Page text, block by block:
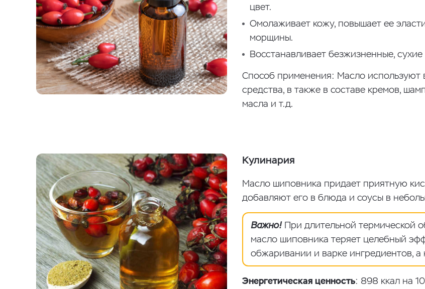
цвет.
Омолаживает кожу, повышает ее
морщины.
Восстанавливает безжизненные,
Способ применения: Масло используют
средства, в также в составе кремов,
масла и т.д.
Кулинария
Масло шиповника придает приятную
добавляют его в блюда и соусы в
Важно!При длительной термической
масло шиповника теряет целебный
обжаривании и варке ингредиентов,
Энергетическая ценность: 898 ккал на